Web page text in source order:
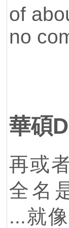
of
no
華碩
再或
全名
...就